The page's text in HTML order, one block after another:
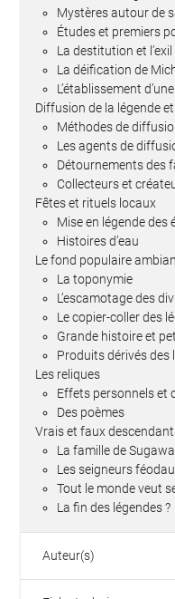
Mystères autour de
Études et premiers
La destitution et l’exil
La déification de
L’établissement
Diffusion de la légende
Méthodes de
Les agents de
Détournements des
Collecteurs et
Fêtes et rituels locaux
Mise en légende des
Histoires d’eau
Le fond populaire
La toponymie
L’escamotage des
Le copier-coller des
Grande histoire et
Produits dérivés des
Les reliques
Effets personnels et
Des poèmes
Vrais et faux
La famille de
Les seigneurs
Tout le monde veut
La fin des légendes ?
Auteur(s)